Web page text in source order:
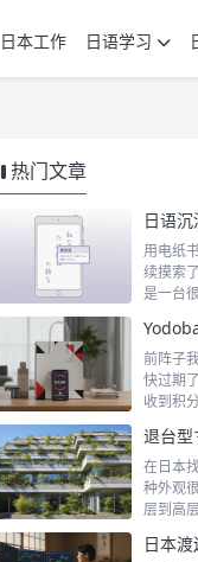
日本工作 日语学习
热门文章
用电纸
续摸索
是一台
前阵子
快过期
收到积
在日本
种外观
层到高